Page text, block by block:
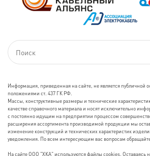
Информация, приведенная на сайте, не является публичной
положениями ст. 437 ГК РФ.
Массы, конструктивные размеры и технические
качестве справочного материала и носят исключительно
с постоянно идущим на предприятии процессом
расширения ассортимента производимой продукции мы
изменение конструкций и технических характеристик
уведомления. По всем интересующим вас вопросам
На сайте ООО "ХКА" используются файлы cookies. Оставаясь